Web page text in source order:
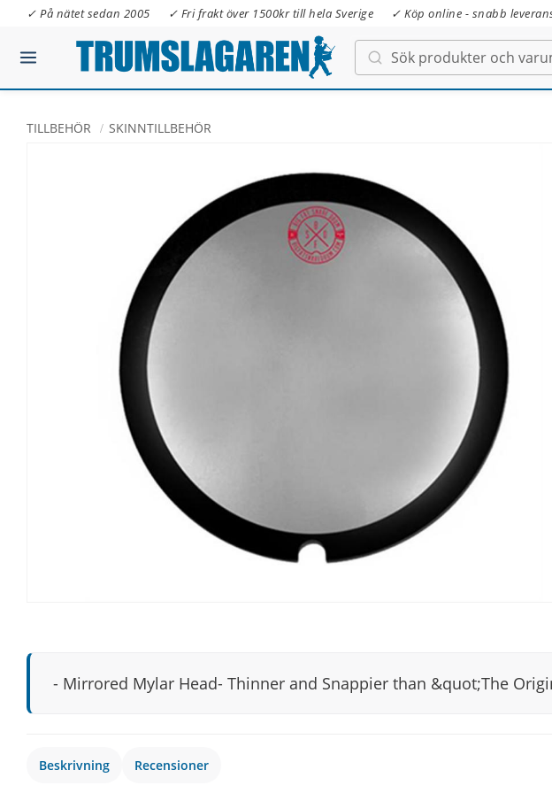
✓ På nätet sedan 2005 ✓ Fri frakt över 1500kr till hela Sverige ✓ Köp online - snabb
TILLBEHÖR SKINNTILLBEHÖR
- Mirrored Mylar Head- Thinner and Snappier than &quot;The
Beskrivning Recensioner